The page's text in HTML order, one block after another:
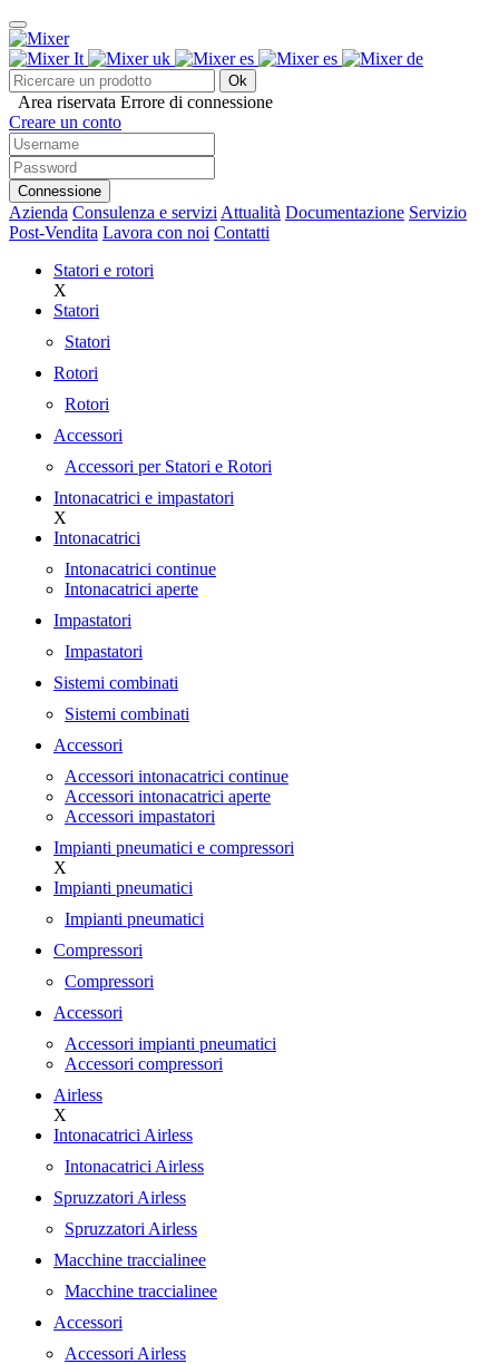
Ok
Area riservata Errore di connessione
Creare un conto
Connessione
Azienda Consulenza e servizi Attualità Documentazione Servizio
Post-Vendita Lavora con noi Contatti
Statori e rotori
X
Statori
Statori
Rotori
Rotori
Accessori
Accessori per Statori e Rotori
Intonacatrici e impastatori
X
Intonacatrici
Intonacatrici continue
Intonacatrici aperte
Impastatori
Impastatori
Sistemi combinati
Sistemi combinati
Accessori
Accessori intonacatrici continue
Accessori intonacatrici aperte
Accessori impastatori
Impianti pneumatici e compressori
X
Impianti pneumatici
Impianti pneumatici
Compressori
Compressori
Accessori
Accessori impianti pneumatici
Accessori compressori
Airless
X
Intonacatrici Airless
Intonacatrici Airless
Spruzzatori Airless
Spruzzatori Airless
Macchine traccialinee
Macchine traccialinee
Accessori
Accessori Airless